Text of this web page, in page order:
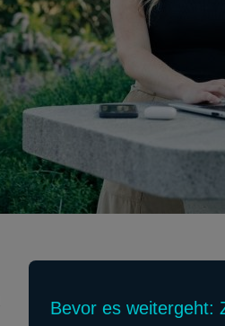
Bevor es weitergeht: